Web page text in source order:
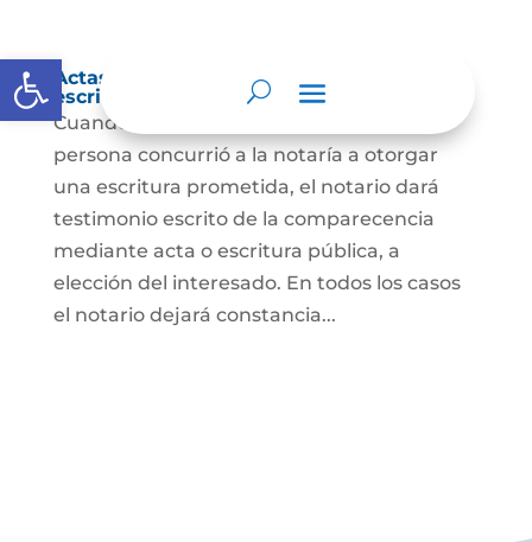
Abrir barra de herramientas
Actas de comparecencia para otorgar
escritura pública
Cuando se trate de comprobar que una
persona concurrió a la notaría a otorgar
una escritura prometida, el notario dará
testimonio escrito de la comparecencia
mediante acta o escritura pública, a
elección del interesado. En todos los casos
el notario dejará constancia...